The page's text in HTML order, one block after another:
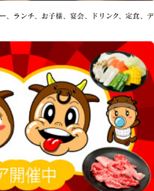
、ランチ、お子様、宴会、ドリンク、定食、デ